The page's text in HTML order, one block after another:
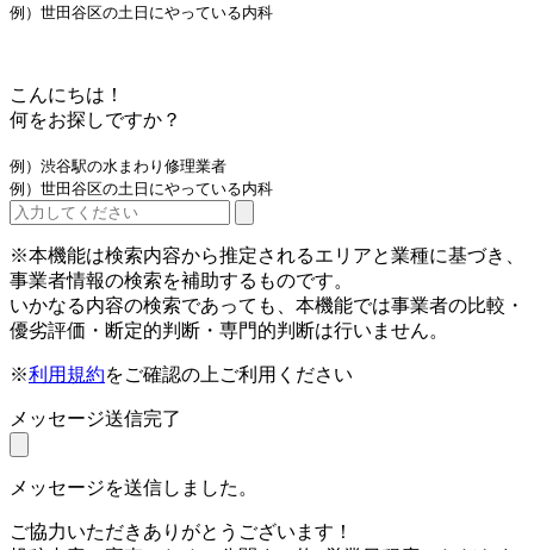
例）世田谷区の土日にやっている内科
こんにちは！
何をお探しですか？
例）渋谷駅の水まわり修理業者
例）世田谷区の土日にやっている内科
※本機能は検索内容から推定されるエリアと業種に基づき、
事業者情報の検索を補助するものです。
いかなる内容の検索であっても、本機能では事業者の比較・
優劣評価・断定的判断・専門的判断は行いません。
※利用規約をご確認の上ご利用ください
メッセージ送信完了
メッセージを送信しました。
ご協力いただきありがとうございます！